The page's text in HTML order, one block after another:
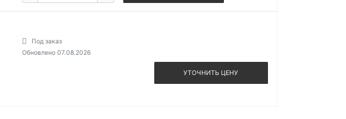
Под заказ
Обновлено 07.08.2026
УТОЧНИТЬ ЦЕНУ